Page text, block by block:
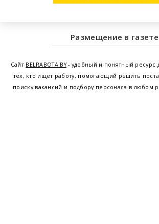
Размещение в газете
Сайт BELRABOTA.BY- удобный и понятный ресурс
тех, кто ищет работу, помогающий решить
поиску вакансий и подбору персонала в любом